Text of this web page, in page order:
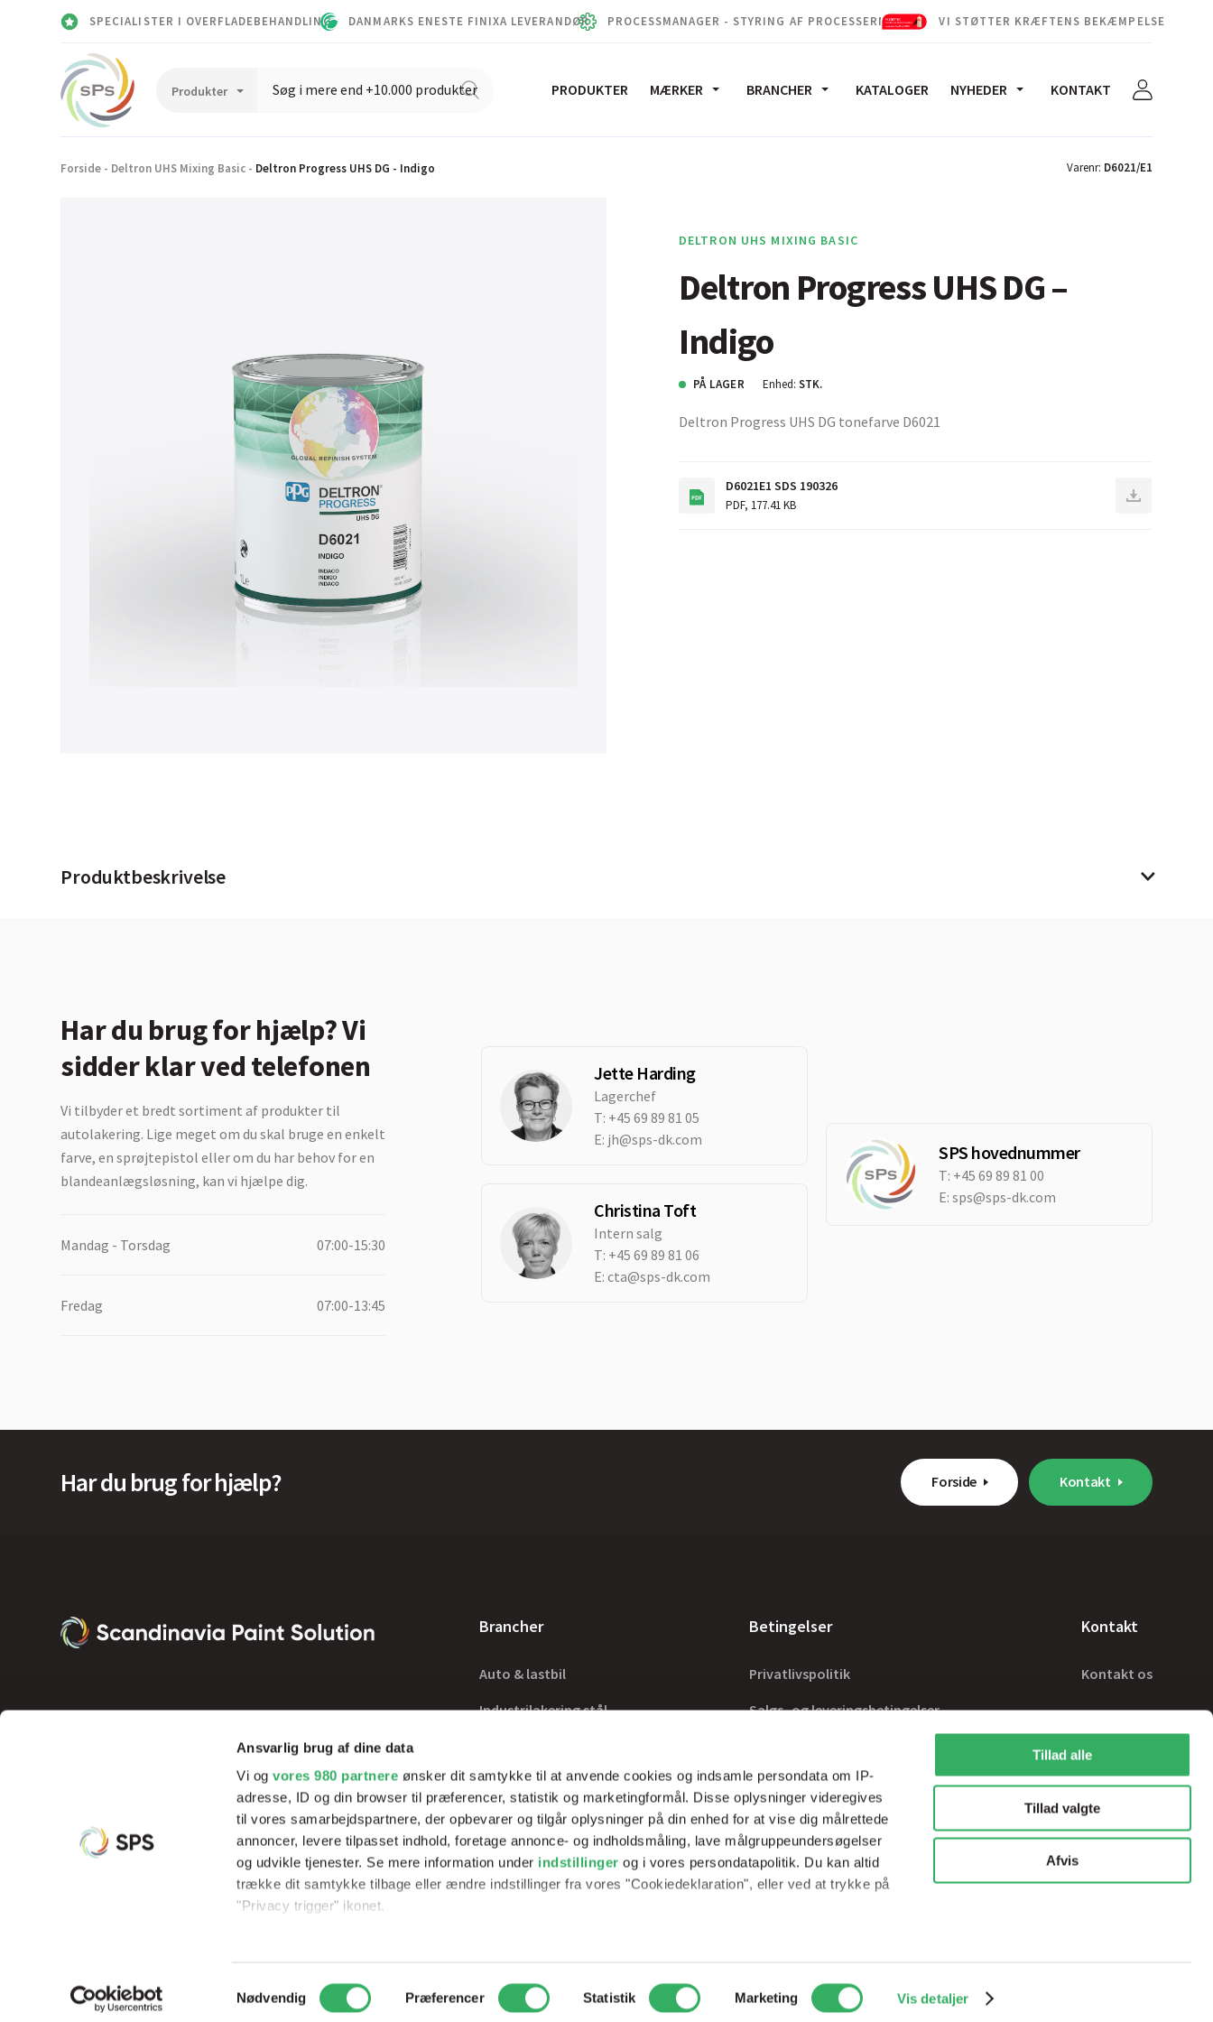
Ansvarlig brug af dine data
Vi ogvores 980 partnere ønsker dit samtykke til at anvende cookies og indsamle persondata om IP-
adresse, ID og din browser til præferencer, statistik og marketingformål. Disse oplysninger videregives
til vores samarbejdspartnere, der opbevarer og tilgår oplysninger på din enhed for at vise dig målrettede
annoncer, levere tilpasset indhold, foretage annonce- og indholdsmåling, lave målgruppeundersøgelser
og udvikle tjenester. Se mere information under indstillinger og i vores persondatapolitik. Du kan altid
trække dit samtykke tilbage eller ændre indstillinger fra vores "Cookiedeklaration", eller ved at trykke på
"Privacy trigger" ikonet.
Vi bruger cookies til at tilpasse vores indhold og annoncer, til at vise dig funktioner til sociale medier og
til at analysere vores trafik. Vi deler også oplysninger om din brug af vores hjemmeside med vores
Samtykkevalg
Nødvendig Præferencer Statistik Marketing Vis detaljer
Tillad alle
Tillad valgte
Afvis
SPECIALISTER I OVERFLADEBEHANDLING DANMARKS ENESTE FINIXA LEVERANDØR PROCESSMANAGER - STYRING AF PROCESSERNE VI STØTTER KRÆFTENS BEKÆMPELSE
PRODUKTER MÆRKER BRANCHER KATALOGER NYHEDER KONTAKT
Forside - Deltron UHS Mixing Basic - Deltron Progress UHS DG - Indigo Varenr: D6021/E1
DELTRON UHS MIXING BASIC
Deltron Progress UHS DG –
Indigo
PÅ LAGER Enhed: STK.
Deltron Progress UHS DG tonefarve D6021
D6021E1 SDS 190326
PDF, 177.41 KB
Produktbeskrivelse
Har du brug for hjælp? Vi
sidder klar ved telefonen
Vi tilbyder et bredt sortiment af produkter til
autolakering. Lige meget om du skal bruge en enkelt
farve, en sprøjtepistol eller om du har behov for en
blandeanlægsløsning, kan vi hjælpe dig.
Mandag - Torsdag 07:00-15:30
Fredag 07:00-13:45
Jette Harding
Lagerchef
T: +45 69 89 81 05
E: jh@sps-dk.com
Christina Toft
Intern salg
T: +45 69 89 81 06
E:cta@sps-dk.com
SPS hovednummer
T: +45 69 89 81 00
E: sps@sps-dk.com
Har du brug for hjælp? Forside Kontakt
Brancher
Auto & lastbil
Industrilakering stål
Tilbehør
Betingelser
Privatlivspolitik
Salgs- og leveringsbetingelser
Kontakt
Kontakt os
Vi tilbyder innovative produkter og effektive processer, der sikrer optimale
resultater og rentabilitet, samt hjælp og undervisning af vores erfarne teknikker.
© Copyright 2026 Scandinavia Paint Solution CVR: 33955332 Peder Skrams Vej 7, 5220 Odense SØ Telefon: +45 69898100 Mail: sps@sps-dk.com